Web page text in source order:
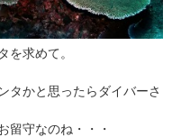
を求めて。
タかと思ったらダイバーさ
留守なのね・・・